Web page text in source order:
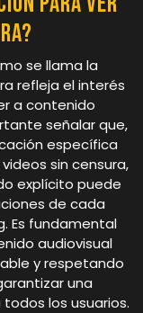
se llama la
refleja el interés
a contenido
señalar que,
específica
sin censura,
explícito puede
de cada
Es fundamental
audiovisual
y respetando
una
los usuarios.